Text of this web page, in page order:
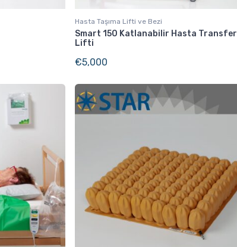
Hasta Taşıma Lifti ve Bezi
Smart 150 Katlanabilir Hasta Transfer
Lifti
€5,000